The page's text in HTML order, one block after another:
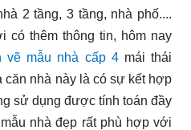
2 tầng, 3 tầng, nhà phố....
có thêm thông tin, hôm nay
vẽ mẫu nhà cấp 4mái thái
căn nhà này là có sự kết hợp
sử dụng được tính toán đầy
nhà đẹp rất phù hợp với